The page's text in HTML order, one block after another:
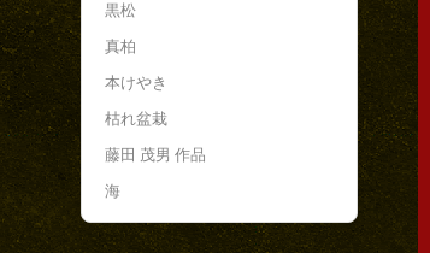
黒松
真柏
本けやき
枯れ盆栽
藤田 茂男 作品
海